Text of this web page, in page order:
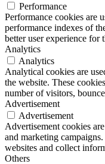
Performance
Performance cookies are
performance indexes of
better user experience for
Analytics
Analytics
Analytical cookies are
the website. These
number of visitors,
Advertisement
Advertisement
Advertisement cookies
and marketing
websites and collect
Others